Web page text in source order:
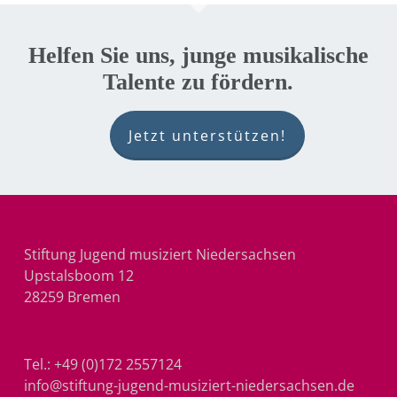
Helfen Sie uns, junge musikalische
Talente zu fördern.
Jetzt unterstützen!
Stiftung Jugend musiziert Niedersachsen
Upstalsboom 12
28259 Bremen
Tel.: +49 (0)172 2557124
info@stiftung-jugend-musiziert-niedersachsen.de